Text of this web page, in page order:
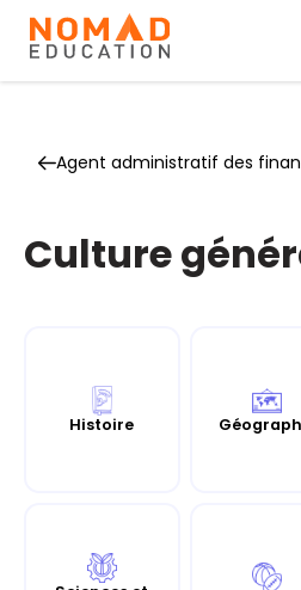
Agent administratif des
Culture
Histoire